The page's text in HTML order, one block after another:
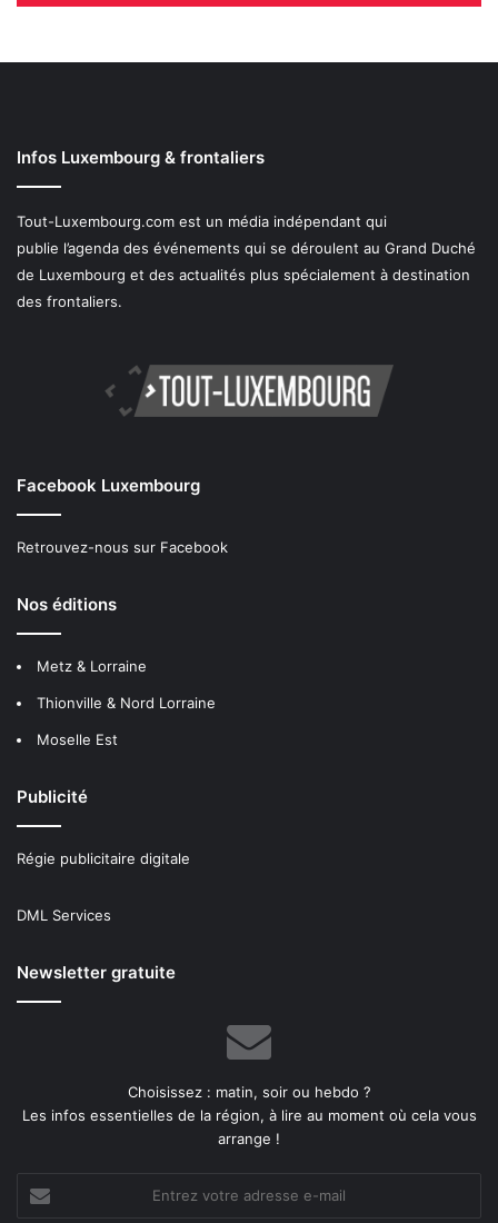
Infos Luxembourg & frontaliers
Tout-Luxembourg.com est un média indépendant qui
publie l’agenda des événements qui se déroulent au Grand Duché
de Luxembourg et des actualités plus spécialement à destination
des frontaliers.
Facebook Luxembourg
Retrouvez-nous sur Facebook
Nos éditions
Metz & Lorraine
Thionville & Nord Lorraine
Moselle Est
Publicité
Régie publicitaire digitale
DML Services
Newsletter gratuite
Choisissez : matin, soir ou hebdo ?
Les infos essentielles de la région, à lire au moment où cela vous
arrange !
votre